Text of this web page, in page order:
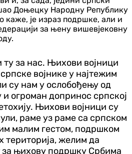
Доњецку Народну Републику
каже, је израз подршке, али и
за њену вишевјековну
ту за нас. Њихови војници
војнике у најтежим
су нам у ослобођењу од
и огроман допринос српској
Њихови војници су
раме уз раме са српском
малим гестом, подршком
територија, желим да
за њихову подршку Србима